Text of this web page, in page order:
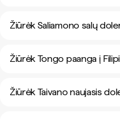
Žiūrėk Saliamono salų
Žiūrėk Tongo paanga į
Žiūrėk Taivano naujasis